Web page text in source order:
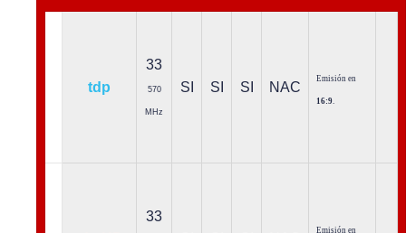
tdp
33
570
MHz
SI SI SI NAC
Emisión en
16:9
33
Emisión en